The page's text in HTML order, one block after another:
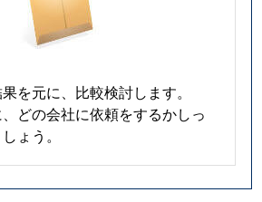
を元に、比較検討します。
どの会社に依頼をするかしっ
ょう。